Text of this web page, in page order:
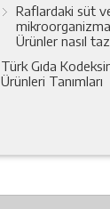
Raflardaki süt
Ürünler nasıl
Türk Gıda
Ürünleri Tanımları